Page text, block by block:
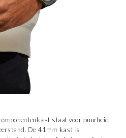
staat voor puurheid
De 41mm kast is